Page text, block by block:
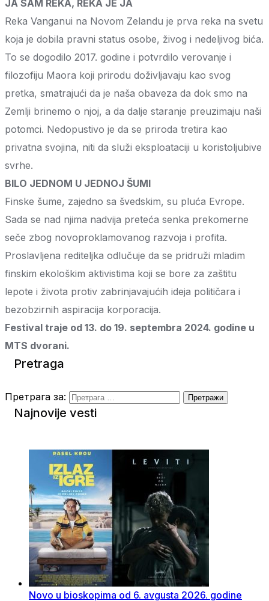
JA SAM REKA, REKA JE JA
Reka Vanganui na Novom Zelandu je prva reka na svetu
koja je dobila pravni status osobe, živog i nedeljivog bića.
To se dogodilo 2017. godine i potvrdilo verovanje i
filozofiju Maora koji prirodu doživljavaju kao svog
pretka, smatrajući da je naša obaveza da dok smo na
Zemlji brinemo o njoj, a da dalje staranje preuzimaju naši
potomci. Nedopustivo je da se priroda tretira kao
privatna svojina, niti da služi eksploataciji u koristoljubive
svrhe.
BILO JEDNOM U JEDNOJ ŠUMI
Finske šume, zajedno sa švedskim, su pluća Evrope.
Sada se nad njima nadvija preteća senka prekomerne
seče zbog novoproklamovanog razvoja i profita.
Proslavljena rediteljka odlučuje da se pridruži mladim
finskim ekološkim aktivistima koji se bore za zaštitu
lepote i života protiv zabrinjavajućih ideja političara i
bezobzirnih aspiracija korporacija.
Festival traje od 13. do 19. septembra 2024. godine u
MTS dvorani.
Pretraga
Претрага за:
Najnovije vesti
Novo u bioskopima od 6. avgusta 2026. godine